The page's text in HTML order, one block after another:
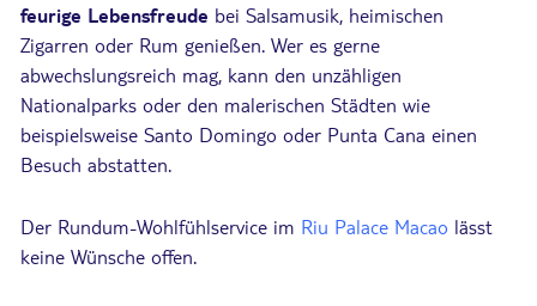
feurige Lebensfreude bei Salsamusik, heimischen
Zigarren oder Rum genießen. Wer es gerne
abwechslungsreich mag, kann den unzähligen
Nationalparks oder den malerischen Städten wie
beispielsweise Santo Domingo oder Punta Cana einen
Besuch abstatten.
Der Rundum-Wohlfühlservice im Riu Palace Macao lässt
keine Wünsche offen.